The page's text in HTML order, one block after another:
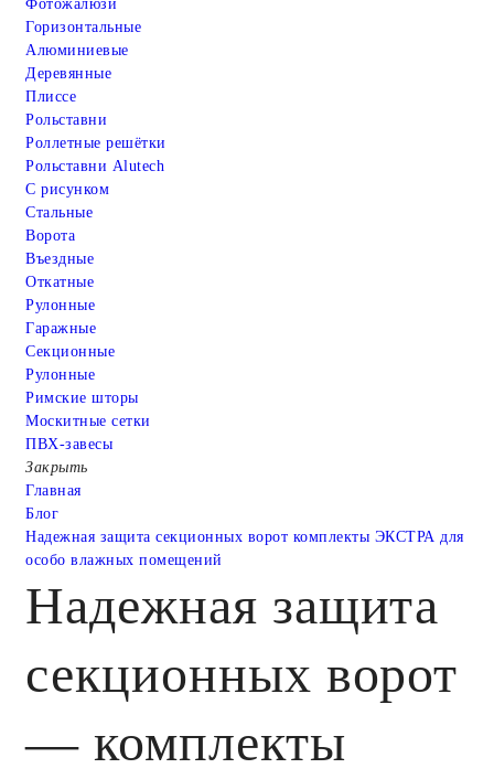
Фотожалюзи
Горизонтальные
Алюминиевые
Деревянные
Плиссе
Рольставни
Роллетные решётки
Рольставни Alutech
С рисунком
Стальные
Ворота
Въездные
Откатные
Рулонные
Гаражные
Cекционные
Рулонные
Римские шторы
Москитные сетки
ПВХ-завесы
Закрыть
Главная
Блог
Надежная защита секционных ворот комплекты ЭКСТРА для
особо влажных помещений
Надежная защита
секционных ворот
— комплекты